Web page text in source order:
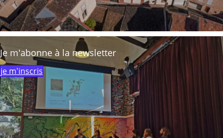
Je m'abonne à la newsletter
je m'inscris